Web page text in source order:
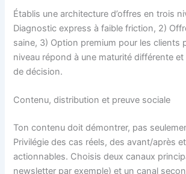
Établis une architecture d’offres en trois
Diagnostic express à faible friction, 2)
saine, 3) Option premium pour les clients
niveau répond à une maturité différente et
de décision.
Contenu, distribution et preuve sociale
Ton contenu doit démontrer, pas
Privilégie des cas réels, des avant/après
actionnables. Choisis deux canaux
newsletter par exemple) et un canal